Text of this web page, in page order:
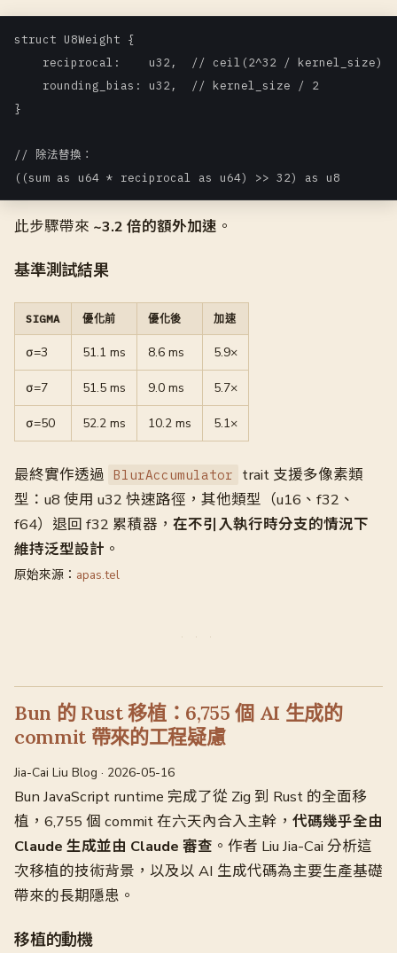
struct U8Weight {
    reciprocal:    u32,  // ceil(2^32 / kernel_size)
    rounding_bias: u32,  // kernel_size / 2
}
// 除法替換：
((sum as u64 * reciprocal as u64) >> 32) as u8
此步驟帶來 ~3.2 倍的額外加速 。
基準測試結果
SIGMA 優化前 優化後 加速
σ=3 51.1 ms 8.6 ms 5.9×
σ=7 51.5 ms 9.0 ms 5.7×
σ=50 52.2 ms 10.2 ms 5.1×
最終實作透過 BlurAccumulator
trait 支援多像素類
型：u8 使用 u32 快速路徑，其他類型（u16、f32、
f64）退回 f32 累積器， 在不引入執行時分支的情況下
維持泛型設計 。
原始來源： apas.tel
Bun 的 Rust 移植：6,755 個 AI 生成的
commit 帶來的工程疑慮
Jia-Cai Liu Blog · 2026-05-16
Bun JavaScript runtime 完成了從 Zig 到 Rust 的全面移
植，6,755 個 commit 在六天內合入主幹， 代碼幾乎全由
Claude 生成並由 Claude 審查 。作者 Liu Jia-Cai 分析這
次移植的技術背景，以及以 AI 生成代碼為主要生產基礎
帶來的長期隱患。
移植的動機